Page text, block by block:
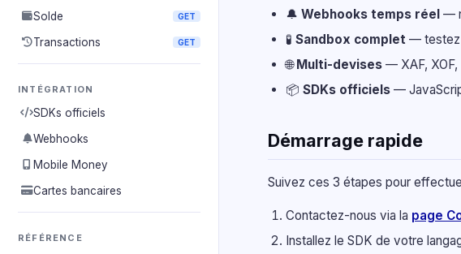
Solde GET
Transactions GET
INTÉGRATION
SDKs officiels
Webhooks
Mobile Money
Cartes bancaires
RÉFÉRENCE
🔔 Webhooks temps réel —
🧪 Sandbox complet — testez
🌐Multi-devises — XAF, XOF,
📦 SDKs officiels —
Démarrage rapide
Suivez ces 3 étapes pour
Contactez-nous via la page
Installez le SDK de votre